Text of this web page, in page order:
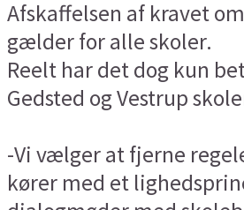
Afskaffelsen af kravet
gælder for alle skoler.
Reelt har det dog kun
Gedsted og Vestrup
-Vi vælger at fjerne
kører med et